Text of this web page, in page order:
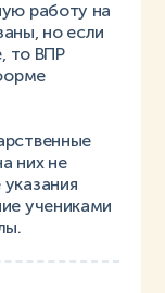
работу на
но если
то ВПР
них не
учениками